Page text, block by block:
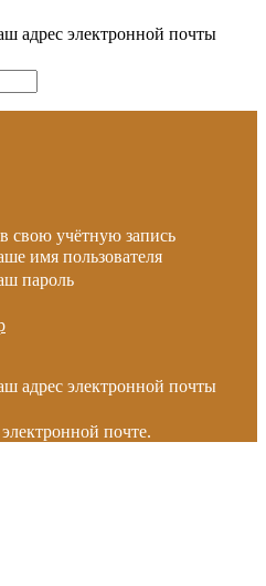
адрес электронной почты
свою учётную запись
имя пользователя
пароль
адрес электронной почты
почте.